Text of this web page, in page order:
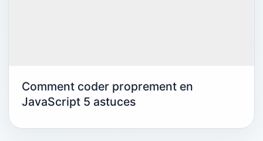
Comment coder proprement en
JavaScript 5 astuces